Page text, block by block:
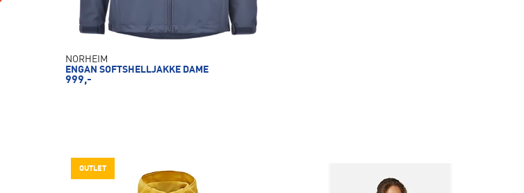
NORHEIM
ENGAN SOFTSHELLJAKKE DAME
999,-
OUTLET